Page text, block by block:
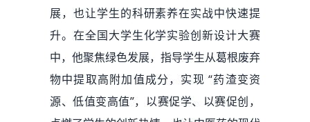
展，也让学生的科研素养在实战中快速提
升。在全国大学生化学实验创新设计大赛
中，他聚焦绿色发展，指导学生从葛根废弃
物中提取高附加值成分，实现 “药渣变资
源、低值变高值”，以赛促学、以赛促创，